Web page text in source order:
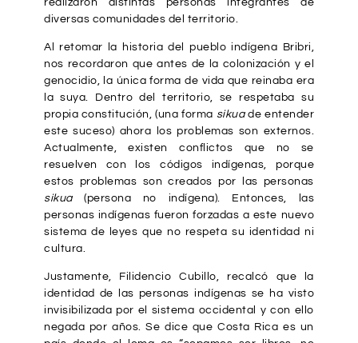
diversas comunidades del territorio.
Al retomar la historia del pueblo indígena Bribri,
nos recordaron que antes de la colonización y el
genocidio, la única forma de vida que reinaba era
la suya. Dentro del territorio, se respetaba su
propia constitución, (una forma sikuade entender
este suceso) ahora los problemas son externos.
Actualmente, existen conflictos que no se
resuelven con los códigos indígenas, porque
estos problemas son creados por las personas
sikua(persona no indígena). Entonces, las
personas indígenas fueron forzadas a este nuevo
sistema de leyes que no respeta su identidad ni
cultura.
Justamente, Filidencio Cubillo, recalcó que la
identidad de las personas indígenas se ha visto
invisibilizada por el sistema occidental y con ello
negada por años. Se dice que Costa Rica es un